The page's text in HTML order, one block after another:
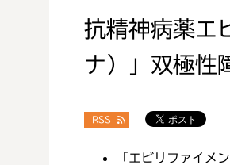
抗精神病薬エ
ナ）」双極性
RSS
「エビリファイメ